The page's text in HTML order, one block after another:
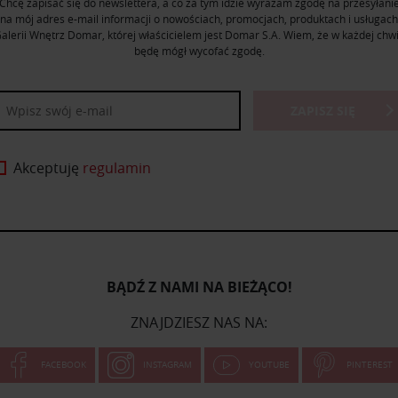
na mój adres e-mail informacji o nowościach, promocjach, produktach i usługach
Wnętrz Domar, której właścicielem jest Domar S.A. Wiem, że w każdej
będę mógł wycofać zgodę.
Akceptuję regulamin
BĄDŹ Z NAMI NA BIEŻĄCO!
ZNAJDZIESZ NAS NA:
FACEBOOK INSTAGRAM YOUTUBE PINTEREST